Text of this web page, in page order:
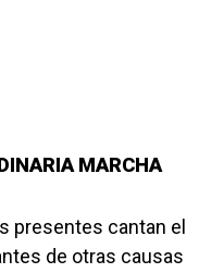
MARCHA
presentes cantan el
de otras causas